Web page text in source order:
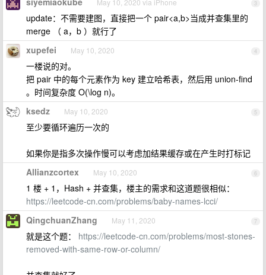
3
May 10, 2020 via iPhone
update：不需要建图，直接把一个 pair<a,b>当成并查集里的
merge （ a，b ）就行了
4
xupefei May 10, 2020
一楼说的对。
把 pair 中的每个元素作为 key 建立哈希表，然后用 union-find
。时间复杂度 O(\log n)。
5
ksedz May 10, 2020
至少要循环遍历一次的
如果你是指多次操作慢可以考虑加结果缓存或在产生时打标记
6
Allianzcortex May 10, 2020
1 楼 + 1，Hash + 并查集，楼主的需求和这道题很相似：
https://leetcode-cn.com/problems/baby-names-lcci/
7
QingchuanZhang May 11, 2020
就是这个题： https://leetcode-cn.com/problems/most-stones-
removed-with-same-row-or-column/